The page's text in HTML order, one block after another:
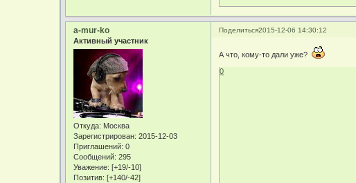
Поделиться2015-12-06 14:30:12
a-mur-ko
Активный участник
Откуда: Москва
Зарегистрирован: 2015-12-03
Приглашений: 0
Сообщений: 295
Уважение: [+19/-10]
Позитив: [+140/-42]
А что, кому-то дали уже?
0